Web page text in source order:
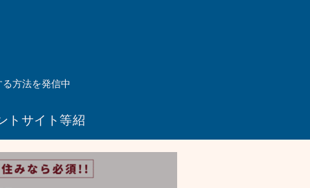
方法を発信中
トサイト等紹
介リンク